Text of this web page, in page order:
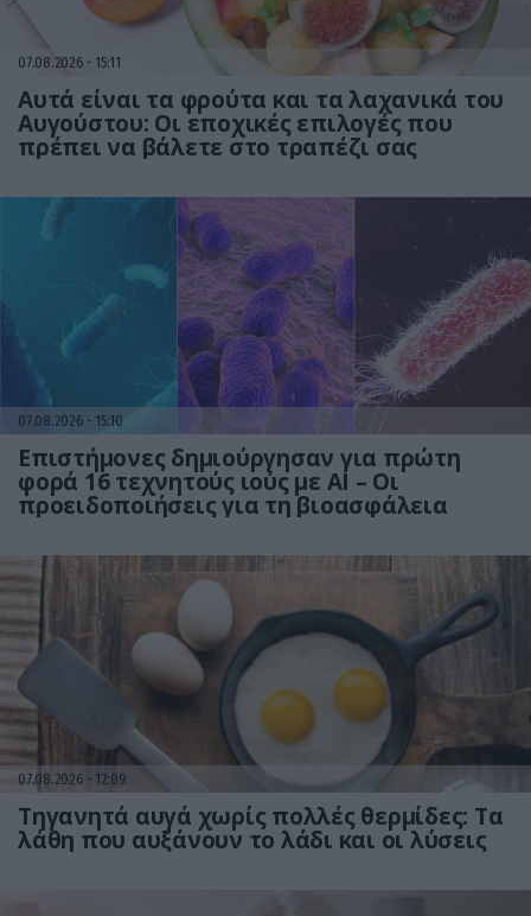
07.08.2026 15:11
Αυτά είναι τα φρούτα και τα λαχανικά του
Αυγούστου: Οι εποχικές επιλογές που
πρέπει να βάλετε στο τραπέζι σας
07.08.2026 15:10
Επιστήμονες δημιούργησαν για πρώτη
φορά 16 τεχνητούς ιούς με AI – Οι
προειδοποιήσεις για τη βιοασφάλεια
07.08.2026 12:09
Τηγανητά αυγά χωρίς πολλές θερμίδες: Τα
λάθη που αυξάνουν το λάδι και οι λύσεις